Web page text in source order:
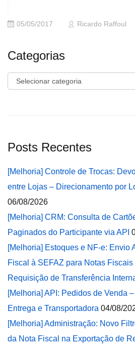
05/05/2017 Ricardo Raffoul
Categorias
Categorias
Posts Recentes
[Melhoria] Controle de Trocas:
entre Lojas – Direcionamento por
06/08/2026
[Melhoria] CRM: Consulta de
Paginados do Participante via API
[Melhoria] Estoques e NF-e: Envio
Fiscal à SEFAZ para Notas
Requisição de Transferência
[Melhoria] API: Pedidos de Venda
Entrega e Transportadora 04/08/
[Melhoria] Administração: Novo
da Nota Fiscal na Exportação de